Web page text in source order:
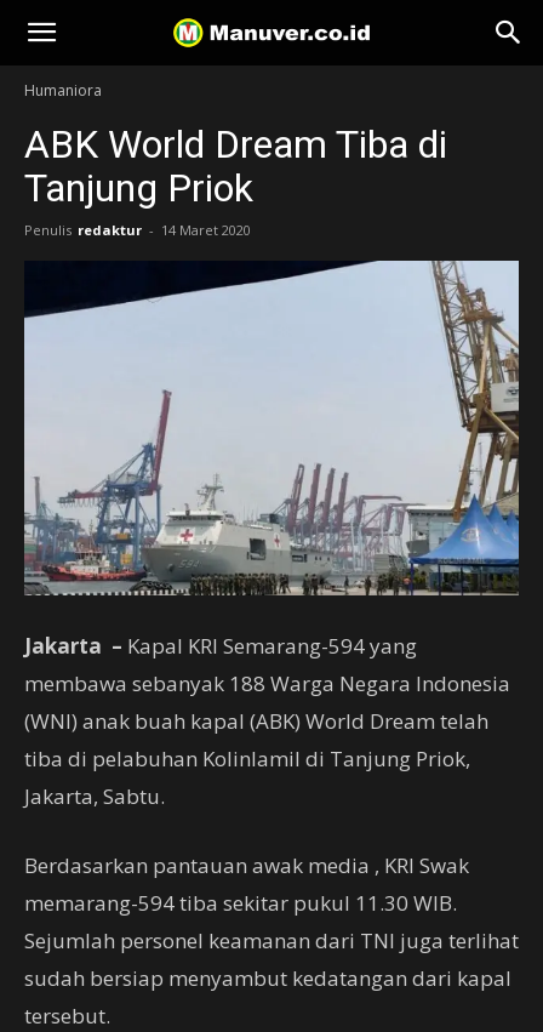
Manuver
Humaniora
ABK World Dream Tiba di
Tanjung Priok
Penulis redaktur - 14 Maret 2020
Jakarta – Kapal KRI Semarang-594 yang
membawa sebanyak 188 Warga Negara Indonesia
(WNI) anak buah kapal (ABK) World Dream telah
tiba di pelabuhan Kolinlamil di Tanjung Priok,
Jakarta, Sabtu.
Berdasarkan pantauan awak media , KRI Swak
memarang-594 tiba sekitar pukul 11.30 WIB.
Sejumlah personel keamanan dari TNI juga terlihat
sudah bersiap menyambut kedatangan dari kapal
tersebut.